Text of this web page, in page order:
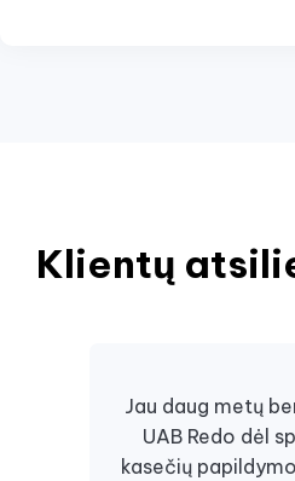
Klientų
Jau daug metų
UAB Redo dėl
kasečių